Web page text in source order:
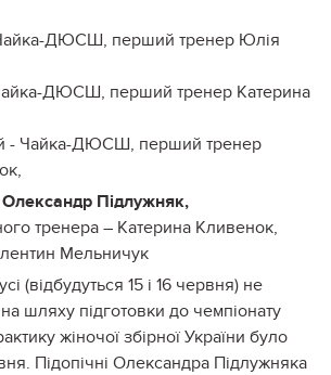
ДЮСШ, перший тренер Юлія
ДЮСШ, перший тренер Катерина
- Чайка-ДЮСШ, перший тренер
Підлужняк,
тренера – Катерина Кливенок,
Мельничук
(відбудуться 15 і 16 червня) не
шляху підготовки до чемпіонату
жіночої збірної України було
Підопічні Олександра Підлужняка